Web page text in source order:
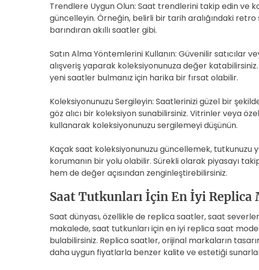
Trendlere Uygun Olun: Saat trendlerini takip edin ve
güncelleyin. Örneğin, belirli bir tarih aralığındaki
barındıran akıllı saatler gibi.
Satın Alma Yöntemlerini Kullanın: Güvenilir satıcılar
alışveriş yaparak koleksiyonunuza değer
yeni saatler bulmanız için harika bir fırsat olabilir.
Koleksiyonunuzu Sergileyin: Saatlerinizi güzel bir
göz alıcı bir koleksiyon sunabilirsiniz. Vitrinler veya
kullanarak koleksiyonunuzu sergilemeyi düşünün.
Kaçak saat koleksiyonunuzu güncellemek, tutkunuzu
korumanın bir yolu olabilir. Sürekli olarak piyasayı
hem de değer açısından zenginleştirebilirsiniz.
Saat Tutkunları İçin En İyi
Saat dünyası, özellikle de replica saatler, saat
makalede, saat tutkunları için en iyi replica saat
bulabilirsiniz. Replica saatler, orijinal markaların
daha uygun fiyatlarla benzer kalite ve estetiği